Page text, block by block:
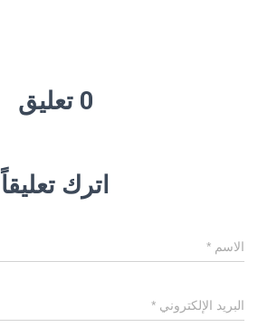
0 تعليق
اترك تعليقاً
الاسم *
البريد الإلكتروني *